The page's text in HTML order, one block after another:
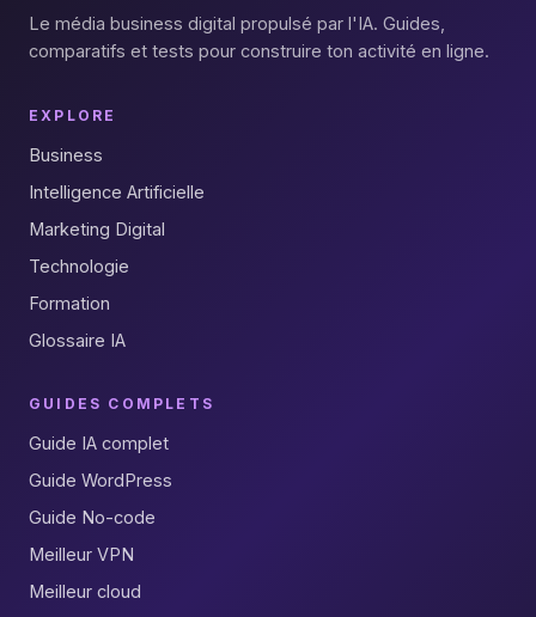
Le média business digital propulsé par l'IA. Guides,
comparatifs et tests pour construire ton activité en ligne.
EXPLORE
Business
Intelligence Artificielle
Marketing Digital
Technologie
Formation
Glossaire IA
GUIDES COMPLETS
Guide IA complet
Guide WordPress
Guide No-code
Meilleur VPN
Meilleur cloud